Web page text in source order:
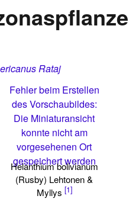
Rataj
Fehler beim Erstellen
des Vorschaubildes:
Die Miniaturansicht
konnte nicht am
vorgesehenen Ort
gespeichert werden
Helanthium bolivianum
(Rusby) Lehtonen &
Myllys [1]